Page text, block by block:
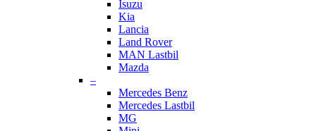
Isuzu
Kia
Lancia
Land Rover
MAN Lastbil
Mazda
–
Mercedes Benz
Mercedes Lastbil
MG